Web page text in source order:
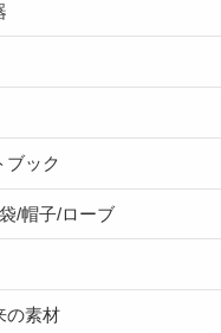
ブック
/帽子/ローブ
の素材